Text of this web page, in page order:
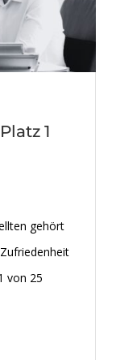
1
gehört
von 25